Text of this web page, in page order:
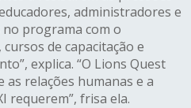
administradores e
programa com o
de capacitação e
explica. “O Lions Quest
as relações humanas e a
requerem”, frisa ela.